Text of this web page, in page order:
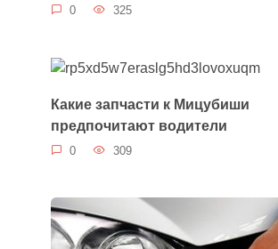
0 325
Какие запчасти к Мицубиши
предпочитают водители
0 309